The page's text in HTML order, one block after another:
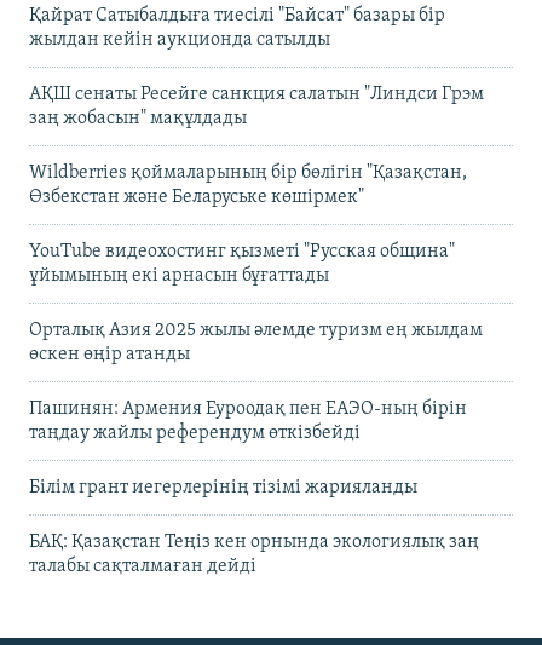
Қайрат Сатыбалдыға тиесілі "Байсат" базары бір
жылдан кейін аукционда сатылды
АҚШ сенаты Ресейге санкция салатын "Линдси Грэм
заң жобасын" мақұлдады
Wildberries қоймаларының бір бөлігін "Қазақстан,
Өзбекстан және Беларуське көшірмек"
YouTube видеохостинг қызметі "Русская община"
ұйымының екі арнасын бұғаттады
Орталық Азия 2025 жылы әлемде туризм ең жылдам
өскен өңір атанды
Пашинян: Армения Еуроодақ пен ЕАЭО-ның бірін
таңдау жайлы референдум өткізбейді
Білім грант иегерлерінің тізімі жарияланды
БАҚ: Қазақстан Теңіз кен орнында экологиялық заң
талабы сақталмаған дейді